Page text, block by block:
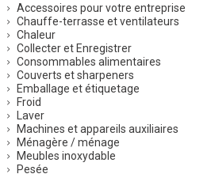
Accessoires pour votre entreprise
Chauffe-terrasse et ventilateurs
Chaleur
Collecter et Enregistrer
Consommables alimentaires
Couverts et sharpeners
Emballage et étiquetage
Froid
Laver
Machines et appareils auxiliaires
Ménagère / ménage
Meubles inoxydable
Pesée